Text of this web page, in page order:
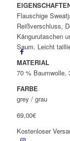
Flauschige
Reißverschluss,
Kängurutaschen
Saum. Leicht
MATERIAL
70 % Baumwolle,
FARBE
grey / grau
69,00€
Kostenloser